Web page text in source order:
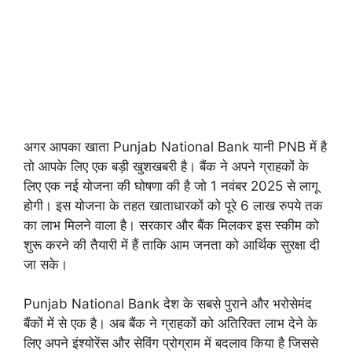
अगर आपका खाता Punjab National Bank यानी PNB में है
तो आपके लिए एक बड़ी खुशखबरी है। बैंक ने अपने ग्राहकों के
लिए एक नई योजना की घोषणा की है जो 1 नवंबर 2025 से लागू
होगी। इस योजना के तहत खाताधारकों को पूरे 6 लाख रुपये तक
का लाभ मिलने वाला है। सरकार और बैंक मिलकर इस स्कीम को
शुरू करने की तैयारी में हैं ताकि आम जनता को आर्थिक सुरक्षा दी
जा सके।
Punjab National Bank देश के सबसे पुराने और भरोसेमंद
बैंकों में से एक है। अब बैंक ने ग्राहकों को अतिरिक्त लाभ देने के
लिए अपने इंश्योरेंस और सेविंग प्रोग्राम में बदलाव किया है जिससे